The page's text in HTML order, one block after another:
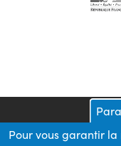
Pour vous garantir